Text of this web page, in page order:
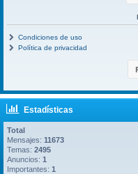
Condiciones de uso
Política de privacidad
Estadísticas
Total
Mensajes: 11673
Temas: 2495
Anuncios: 1
Importantes: 1